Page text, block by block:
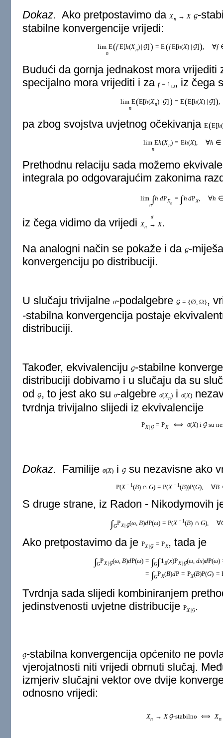
Dokaz. Ako pretpostavimo daXn → X G-
stabilne konvergencije vrijedi:
lim
n
E(fE[h(Xn) | G]) = E(fE[h(X) | G]), ∀f
Budući da gornja jednakost mora
specijalno mora vrijediti i za f = 1 Ω, iz čega
lim
n
E(E[h(Xn) | G]) = E(E[h(X) | G])
pa zbog svojstva uvjetnog očekivanja E(E[h(
lim
n
Eh(Xn) = Eh(X), ∀h ∈
Prethodnu relaciju sada možemo
integrala po odgovarajućim zakonima
lim
n
∫h dPXn
= ∫h dPX, ∀h
iz čega vidimo da vrijediXn
d
→ X.
Na analogni način se pokaže i da G-
konvergenciju po distribuciji.
U slučaju trivijalne σ-podalgebre G = {∅ Ω} ,
-stabilna konvergencija postaje
distribuciji.
Također, ekvivalenciju G-stabilne
distribuciji dobivamo i u slučaju da su
od
G, to jest ako su σ-algebre σ(Xn) iσ(X)
tvrdnja trivijalno slijedi iz ekvivalencije
PX| G = PX ⟺ σ(X) i G su
Dokaz. Familijeσ(X) iG su nezavisne ako
P(X − 1(B) ∩ G) = P(X − 1(B))P(G), ∀B
S druge strane, iz Radon - Nikodymovih
∫GPX| G(ω, B)dP(ω) = P(X − 1(B) ∩ G) ∀
Ako pretpostavimo da je PX|G = PX, tada je
∫GPX|G(ω B)dP(ω) = ∫G∫1 B(x)PX|G(ω dx)dP(ω)
= ∫GPX(B)dP = PX(B)P(G) =
Tvrdnja sada slijedi kombiniranjem
jedinstvenosti uvjetne distribucije PX|G.
G-stabilna konvergencija općenito ne
vjerojatnosti niti vrijedi obrnuti slučaj.
izmjeriv slučajni vektor ove dvije
odnosno vrijedi:
Xn → X G-stabilno ⟺ Xn